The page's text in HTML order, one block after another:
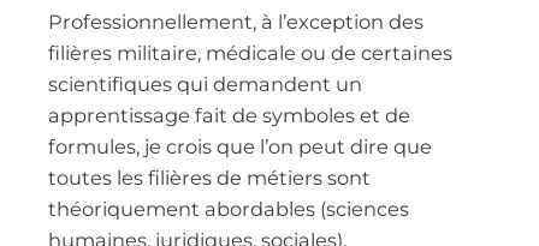
Professionnellement, à l’exception des
filières militaire, médicale ou de certaines
scientifiques qui demandent un
apprentissage fait de symboles et de
formules, je crois que l’on peut dire que
toutes les filières de métiers sont
théoriquement abordables (sciences
humaines, juridiques, sociales).